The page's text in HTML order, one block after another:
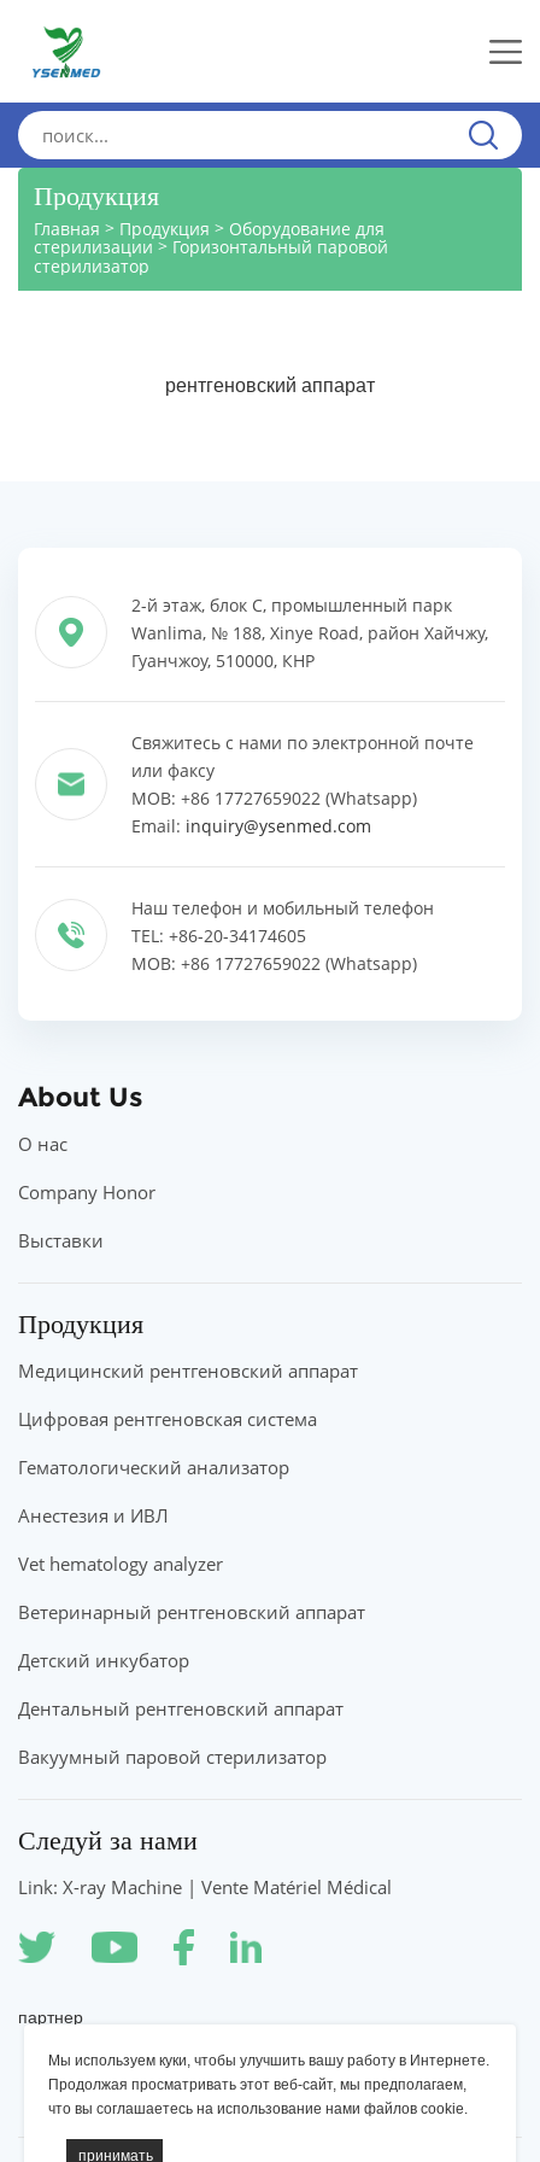
Мы используем куки, чтобы улучшить вашу работу в Интернете.
Продолжая просматривать этот веб-сайт, мы предполагаем,
что вы соглашаетесь на использование нами файлов cookie.
Продукция
Главная > Продукция > Оборудование для
стерилизации> Горизонтальный паровой
стерилизатор
рентгеновский аппарат
2-й этаж, блок C, промышленный парк
Wanlima, № 188, Xinye Road, район Хайчжу,
Гуанчжоу, 510000, КНР
Свяжитесь с нами по электронной почте
или факсу
MOB: +86 17727659022 (Whatsapp)
Email: inquiry@ysenmed.com
Наш телефон и мобильный телефон
TEL: +86-20-34174605
MOB: +86 17727659022 (Whatsapp)
About Us
О нас
Company Honor
Выставки
Продукция
Медицинский рентгеновский аппарат
Цифровая рентгеновская система
Гематологический анализатор
Анестезия и ИВЛ
Vet hematology analyzer
Ветеринарный рентгеновский аппарат
Детский инкубатор
Дентальный рентгеновский аппарат
Вакуумный паровой стерилизатор
Следуй за нами
Link: X-ray Machine | Vente Matériel Médical
партнер
Рентгеновский аппарат YSENMED